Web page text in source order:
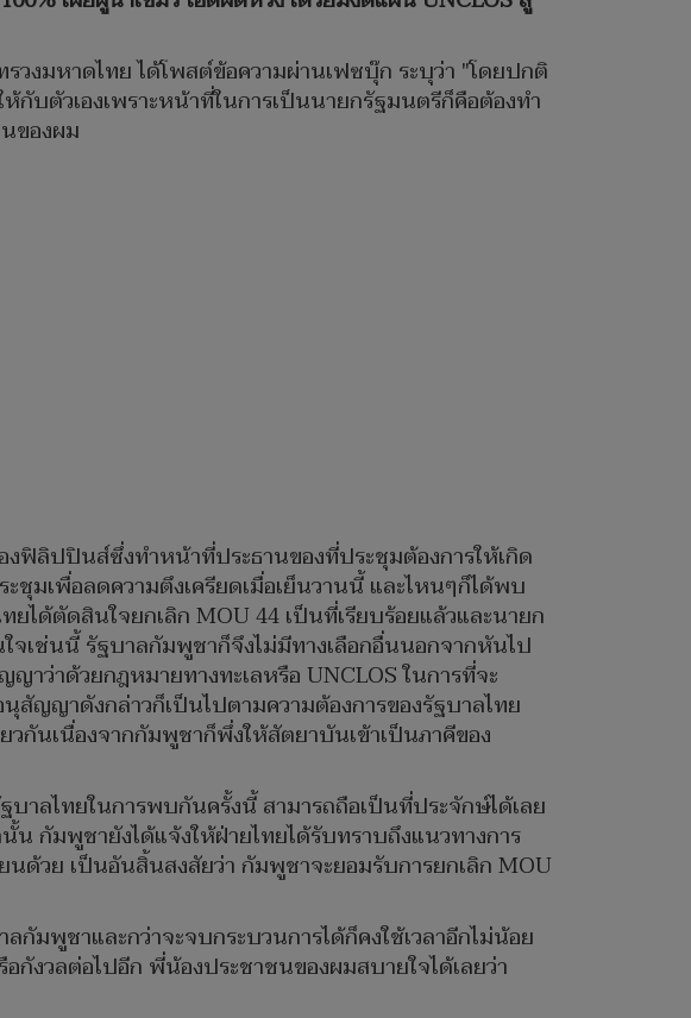
งมหาดไทย ได้โพสต์ข้อความผ่านเฟซบุ๊ก ระบุว่า "โดยปกติ
กับตัวเองเพราะหน้าที่ในการเป็นนายกรัฐมนตรีก็คือต้องทำ
ของผม
ฟิลิปปินส์ซึ่งทำหน้าที่ประธานของที่ประชุมต้องการให้เกิด
มเพื่อลดความตึงเครียดเมื่อเย็นวานนี้ และไหนๆก็ได้พบ
ได้ตัดสินใจยกเลิก MOU 44 เป็นที่เรียบร้อยแล้วและนายก
เช่นนี้ รัฐบาลกัมพูชาก็จึงไม่มีทางเลือกอื่นนอกจากหันไป
ว่าด้วยกฎหมายทางทะเลหรือ UNCLOS ในการที่จะ
สัญญาดังกล่าวก็เป็นไปตามความต้องการของรัฐบาลไทย
กันเนื่องจากกัมพูชาก็พึ่งให้สัตยาบันเข้าเป็นภาคีของ
บาลไทยในการพบกันครั้งนี้ สามารถถือเป็นที่ประจักษ์ได้เลย
กัมพูชายังได้แจ้งให้ฝ่ายไทยได้รับทราบถึงแนวทางการ
นด้วย เป็นอันสิ้นสงสัยว่า กัมพูชาจะยอมรับการยกเลิก MOU
มพูชาและกว่าจะจบกระบวนการได้ก็คงใช้เวลาอีกไม่น้อย
กังวลต่อไปอีก พี่น้องประชาชนของผมสบายใจได้เลยว่า